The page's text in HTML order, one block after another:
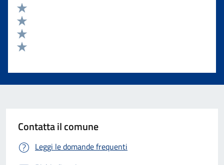
Valuta 5 stelle su 5
Valuta 4 stelle su 5
Valuta 3 stelle su 5
Valuta 2 stelle su 5
Contatta il comune
Leggi le domande frequenti